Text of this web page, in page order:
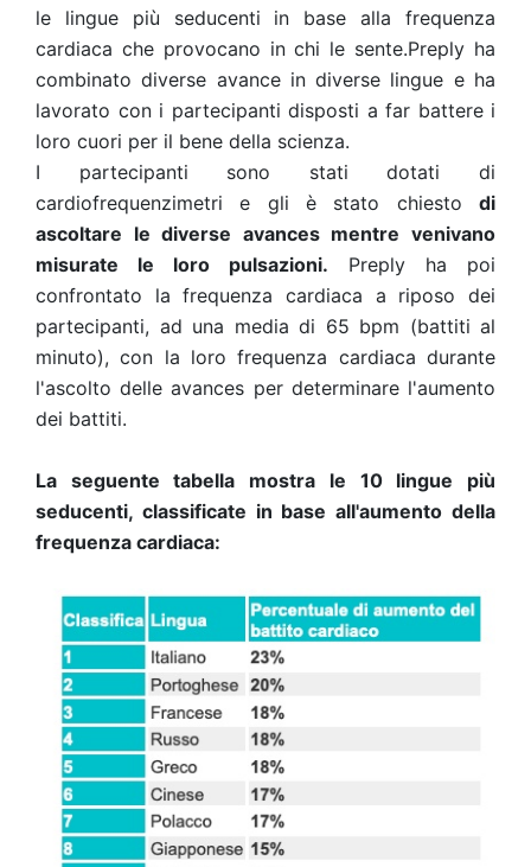
le lingue più seducenti in base alla frequenza
cardiaca che provocano in chi le sente.Preply ha
combinato diverse avance in diverse lingue e ha
lavorato con i partecipanti disposti a far battere i
loro cuori per il bene della scienza.
I partecipanti sono stati dotati di
cardiofrequenzimetri e gli è stato chiesto di
ascoltare le diverse avances mentre venivano
misurate le loro pulsazioni. Preply ha poi
confrontato la frequenza cardiaca a riposo dei
partecipanti, ad una media di 65 bpm (battiti al
minuto), con la loro frequenza cardiaca durante
l'ascolto delle avances per determinare l'aumento
dei battiti.
La seguente tabella mostra le 10 lingue più
seducenti, classificate in base all'aumento della
frequenza cardiaca: